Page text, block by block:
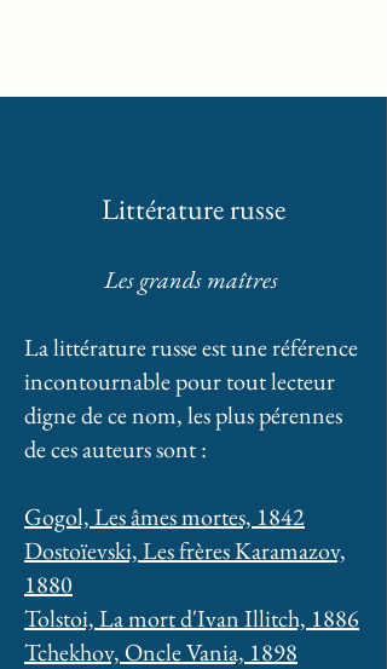
Littérature russe
Les grands maîtres
La littérature russe est une référence
incontournable pour tout lecteur
digne de ce nom, les plus pérennes
de ces auteurs sont :
Gogol, Les âmes mortes, 1842
Dostoïevski, Les frères Karamazov,
1880
Tolstoi, La mort d'Ivan Illitch, 1886
Tchekhov, Oncle Vania, 1898